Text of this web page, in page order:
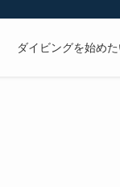
ダイビングを始め